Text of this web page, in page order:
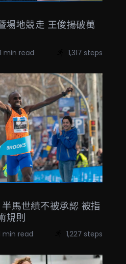
場地競走 王俊揚破萬
1 min read 1,317 steps
馬世績不被承認 被指
規則
min read 1,227 steps